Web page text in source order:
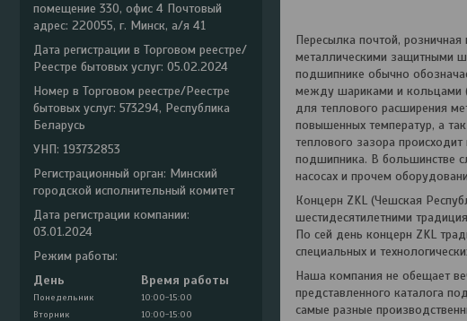
Пересылка почтой,
металлическими защитными
подшипнике обычно
между шариками и кольцами
для теплового расширения
повышенных температур, а
теплового зазора
подшипника. В большинстве
насосах и прочем
Концерн ZKL (Чешская
шестидесятилетними
По сей день концерн ZKL
специальных и
Наша компания не обещает
представленного каталога
самые разные
помещение 330, офис 4 Почтовый
адрес: 220055, г. Минск, а/я 41
Дата регистрации в Торговом реестре/
Реестре бытовых услуг: 05.02.2024
Номер в Торговом реестре/Реестре
бытовых услуг: 573294, Республика
Беларусь
УНП: 193732853
Регистрационный орган: Минский
городской исполнительный комитет
Дата регистрации компании:
03.01.2024
Режим работы:
День
Время работы
Понедельник
10:00-15:00
Вторник
10:00-15:00